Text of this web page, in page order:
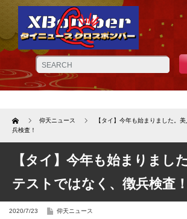
Home 仰天ニュース
【タイ】今年も始まりました。
兵検査！
【タイ】今年も始まりまし
テストではなく、徴兵検査！
2020/7/23 仰天ニュース